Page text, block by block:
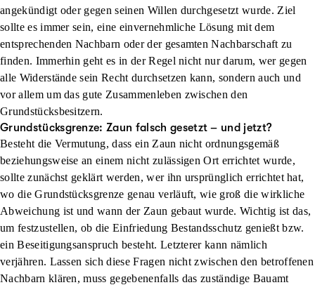
angekündigt oder gegen seinen Willen durchgesetzt wurde. Ziel
sollte es immer sein, eine einvernehmliche Lösung mit dem
entsprechenden Nachbarn oder der gesamten Nachbarschaft zu
finden. Immerhin geht es in der Regel nicht nur darum, wer gegen
alle Widerstände sein Recht durchsetzen kann, sondern auch und
vor allem um das gute Zusammenleben zwischen den
Grundstücksbesitzern.
Grundstücksgrenze: Zaun falsch gesetzt – und jetzt?
Besteht die Vermutung, dass ein Zaun nicht ordnungsgemäß
beziehungsweise an einem nicht zulässigen Ort errichtet wurde,
sollte zunächst geklärt werden, wer ihn ursprünglich errichtet hat,
wo die Grundstücksgrenze genau verläuft, wie groß die wirkliche
Abweichung ist und wann der Zaun gebaut wurde. Wichtig ist das,
um festzustellen, ob die Einfriedung Bestandsschutz genießt bzw.
einBeseitigungsanspruch besteht. Letzterer kann nämlich
verjähren. Lassen sich diese Fragen nicht zwischen den betroffenen
Nachbarn klären, muss gegebenenfalls das zuständige Bauamt